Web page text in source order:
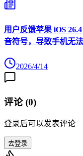
用户反馈苹果 iOS
音符号，导致手机无
2026/4/14
评论 (0)
登录后可以发表评论
去登录